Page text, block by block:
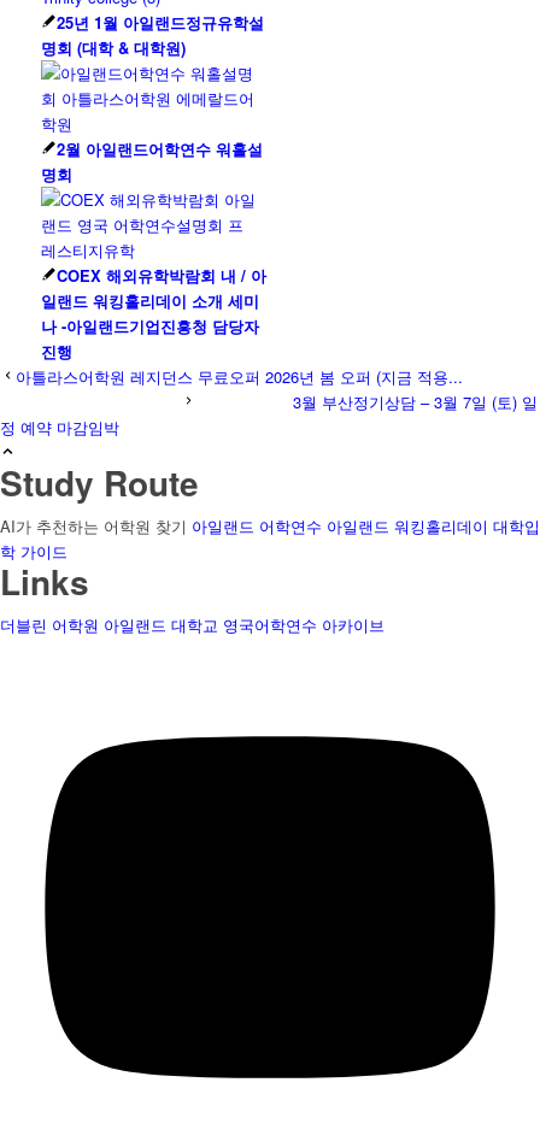
25년 1월 아일랜드정규유학설
명회 (대학 & 대학원)
2월 아일랜드어학연수 워홀설
명회
COEX 해외유학박람회 내 / 아
일랜드 워킹홀리데이 소개 세미
나 -아일랜드기업진흥청 담당자
진행
아틀라스어학원 레지던스 무료오퍼 2026년 봄 오퍼 (지금 적용...
3월 부산정기상담 – 3월 7일 (토) 일
정 예약 마감임박
Study Route
AI가 추천하는 어학원 찾기 아일랜드 어학연수 아일랜드 워킹홀리데이 대학입
학 가이드
Links
더블린 어학원 아일랜드 대학교 영국어학연수 아카이브